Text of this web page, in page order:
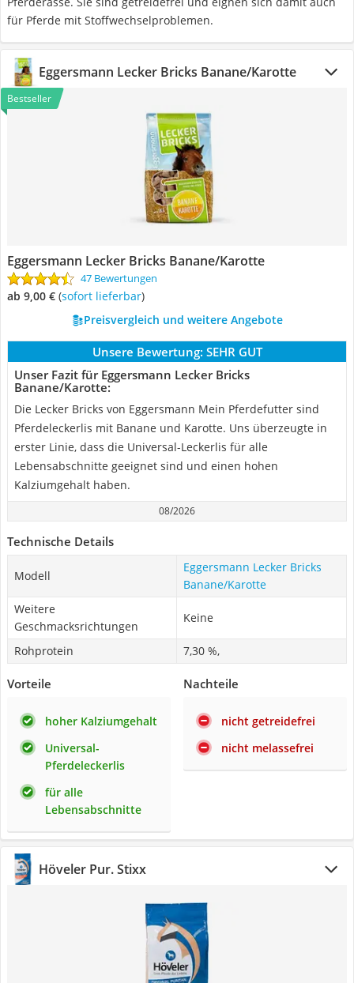
für Pferde mit Stoffwechselproblemen.
Eggersmann Lecker Bricks Banane/Karotte
Bestseller
Eggersmann Lecker Bricks Banane/Karotte
47 Bewertungen
ab 9,00 € ( Sofort lieferbar)
Preisvergleich und weitere Angebote
Unsere Bewertung: SEHR GUT
Unser Fazit für Eggersmann Lecker Bricks
Banane/Karotte:
Die Lecker Bricks von Eggersmann Mein Pferdefutter sind
Pferdeleckerlis mit Banane und Karotte. Uns überzeugte in
erster Linie, dass die Universal-Leckerlis für alle
Lebensabschnitte geeignet sind und einen hohen
Kalziumgehalt haben.
08/2026
Technische Details
Modell
Eggersmann Lecker Bricks
Banane/Karotte
Weitere
Geschmacksrichtungen
Keine
Rohprotein 7,30 %,
Vorteile
hoher Kalziumgehalt
Universal-
Pferdeleckerlis
für alle
Lebensabschnitte
Nachteile
nicht getreidefrei
nicht melassefrei
Höveler Pur. Stixx